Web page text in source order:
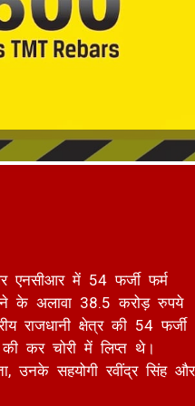
के अलावा 38.5 करोड़ रुपये
राजधानी क्षेत्र की 54 फर्जी
कर चोरी में लिप्त थे।
उनके सहयोगी रवींद्र सिंह और
में तलाशी ली।